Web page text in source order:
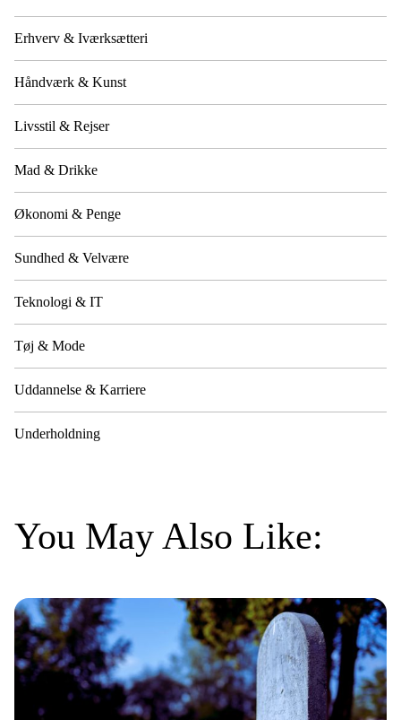
Erhverv & Iværksætteri
Håndværk & Kunst
Livsstil & Rejser
Mad & Drikke
Økonomi & Penge
Sundhed & Velvære
Teknologi & IT
Tøj & Mode
Uddannelse & Karriere
Underholdning
You May Also Like: